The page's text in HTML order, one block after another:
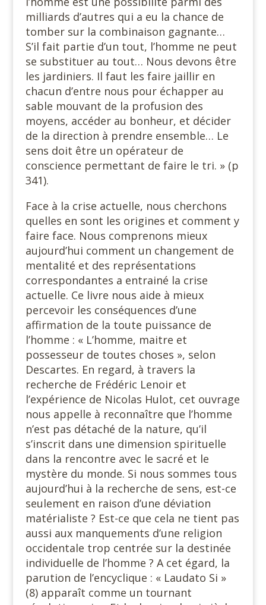
milliards d’autres qui a eu la chance de
tomber sur la combinaison gagnante…
S’il fait partie d’un tout, l’homme ne peut
se substituer au tout… Nous devons être
les jardiniers. Il faut les faire jaillir en
chacun d’entre nous pour échapper au
sable mouvant de la profusion des
moyens, accéder au bonheur, et décider
de la direction à prendre ensemble… Le
sens doit être un opérateur de
conscience permettant de faire le tri. » (p
341).
Face à la crise actuelle, nous cherchons
quelles en sont les origines et comment y
faire face. Nous comprenons mieux
aujourd’hui comment un changement de
mentalité et des représentations
correspondantes a entrainé la crise
actuelle. Ce livre nous aide à mieux
percevoir les conséquences d’une
affirmation de la toute puissance de
l’homme : « L’homme, maitre et
possesseur de toutes choses », selon
Descartes. En regard, à travers la
recherche de Frédéric Lenoir et
l’expérience de Nicolas Hulot, cet ouvrage
nous appelle à reconnaître que l’homme
n’est pas détaché de la nature, qu’il
s’inscrit dans une dimension spirituelle
dans la rencontre avec le sacré et le
mystère du monde. Si nous sommes tous
aujourd’hui à la recherche de sens, est-ce
seulement en raison d’une déviation
matérialiste ? Est-ce que cela ne tient pas
aussi aux manquements d’une religion
occidentale trop centrée sur la destinée
individuelle de l’homme ? A cet égard, la
parution de l’encyclique : « Laudato Si »
(8) apparaît comme un tournant